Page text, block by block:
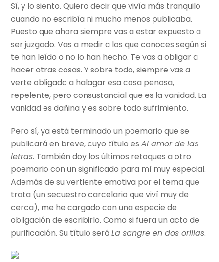
Sí, y lo siento. Quiero decir que vivía más tranquilo
cuando no escribía ni mucho menos publicaba.
Puesto que ahora siempre vas a estar expuesto a
ser juzgado. Vas a medir a los que conoces según si
te han leído o no lo han hecho. Te vas a obligar a
hacer otras cosas. Y sobre todo, siempre vas a
verte obligado a halagar esa cosa penosa,
repelente, pero consustancial que es la vanidad. La
vanidad es dañina y es sobre todo sufrimiento.
Pero sí, ya está terminado un poemario que se
publicará en breve, cuyo título esAl amor de las
letras. También doy los últimos retoques a otro
poemario con un significado para mí muy especial.
Además de su vertiente emotiva por el tema que
trata (un secuestro carcelario que viví muy de
cerca), me he cargado con una especie de
obligación de escribirlo. Como si fuera un acto de
purificación. Su título seráLa sangre en dos orillas.